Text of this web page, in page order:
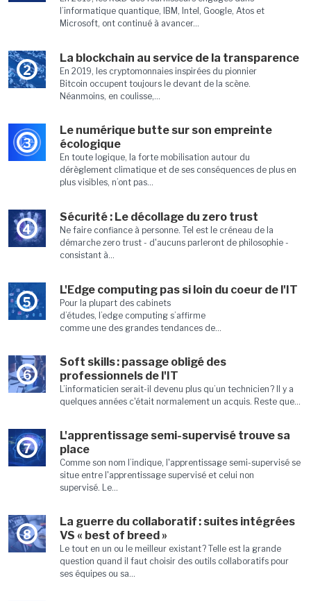
l’informatique quantique, IBM, Intel, Google, Atos et
Microsoft, ont continué à avancer...
2
La blockchain au service de la transparence
En 2019, les cryptomonnaies inspirées du pionnier
Bitcoin occupent toujours le devant de la scène.
Néanmoins, en coulisse,...
3
Le numérique butte sur son empreinte
écologique
En toute logique, la forte mobilisation autour du
dérèglement climatique et de ses conséquences de plus en
plus visibles, n’ont pas...
4
Sécurité : Le décollage du zero trust
Ne faire confiance à personne. Tel est le créneau de la
démarche zero trust - d'aucuns parleront de philosophie -
consistant à...
5
L'Edge computing pas si loin du coeur de l'IT
Pour la plupart des cabinets
d’études, l’edge computing s’affirme
comme une des grandes tendances de...
6
Soft skills : passage obligé des
professionnels de l'IT
L’informaticien serait-il devenu plus qu’un technicien ? Il y a
quelques années c'était normalement un acquis. Reste que...
7
L'apprentissage semi-supervisé trouve sa
place
Comme son nom l’indique, l'apprentissage semi-supervisé se
situe entre l'apprentissage supervisé et celui non
supervisé. Le...
8
La guerre du collaboratif : suites intégrées
VS « best of breed »
Le tout en un ou le meilleur existant ? Telle est la grande
question quand il faut choisir des outils collaboratifs pour
ses équipes ou sa...